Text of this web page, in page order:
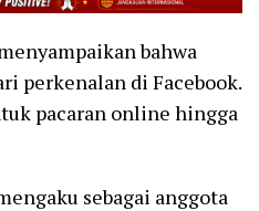
bahwa
perkenalan di Facebook.
pacaran online hingga
sebagai anggota